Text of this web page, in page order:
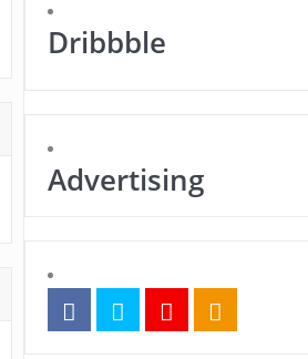
Dribbble
Advertising